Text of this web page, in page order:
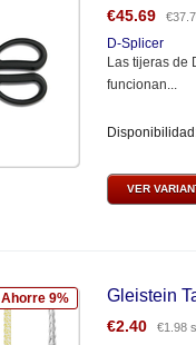
€45.69 €
D-Splicer
Las tijeras de
funcionan...
VER
Ahorre 9% Gleistein
€2.40 €1.98